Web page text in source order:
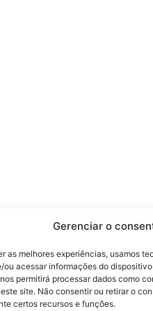
Gerenciar o
as melhores experiências, usamos
ou acessar informações do
permitirá processar dados como
site. Não consentir ou retirar o
certos recursos e funções.